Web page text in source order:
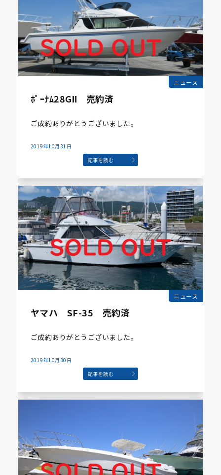
ニュース
ﾎﾟｰﾅﾑ28GⅡ 売約済
ご成約ありがとうございました。
2019年10月31日
記事を読む
ニュース
ヤマハ SF-35 売約済
ご成約ありがとうございました。
2019年10月30日
記事を読む